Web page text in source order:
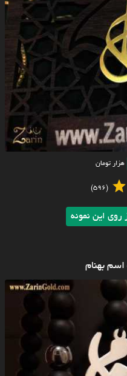
هزار تومان
(596)
این نمونه
اسم بهنام